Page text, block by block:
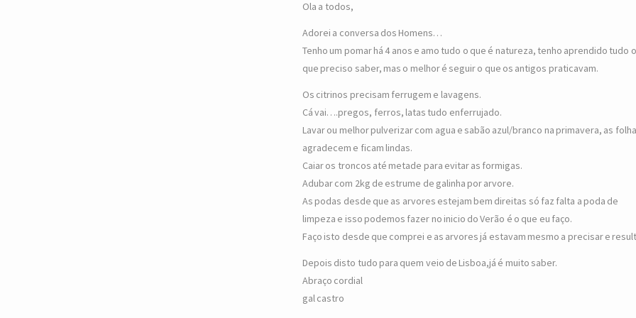
Ola a todos,
Adorei a conversa dos Homens…
Tenho um pomar há 4 anos e amo tudo o que é natureza, tenho aprendido tudo o
que preciso saber, mas o melhor é seguir o que os antigos praticavam.
Os citrinos precisam ferrugem e lavagens.
Cá vai….pregos, ferros, latas tudo enferrujado.
Lavar ou melhor pulverizar com agua e sabão azul/branco na primavera, as
agradecem e ficam lindas.
Caiar os troncos até metade para evitar as formigas.
Adubar com 2kg de estrume de galinha por arvore.
As podas desde que as arvores estejam bem direitas só faz falta a poda de
limpeza e isso podemos fazer no inicio do Verão é o que eu faço.
Faço isto desde que comprei e as arvores já estavam mesmo a precisar e
Depois disto tudo para quem veio de Lisboa,já é muito saber.
Abraço cordial
gal castro